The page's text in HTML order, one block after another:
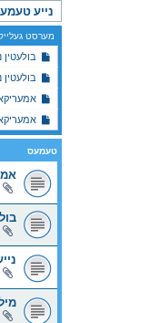
נייע טעמע
מערסט
טעמעס